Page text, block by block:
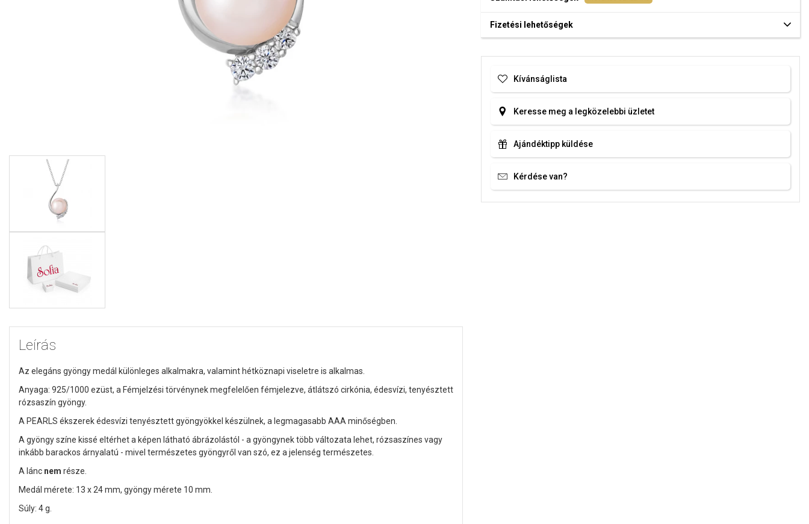
Leírás
Az elegáns gyöngy medál különleges alkalmakra, valamint hétköznapi viseletre is alkalmas.
Anyaga: 925/1000 ezüst, a Fémjelzési törvénynek megfelelően fémjelezve, átlátszó cirkónia, édesvízi, tenyésztett
rózsaszín gyöngy.
A PEARLS ékszerek édesvízi tenyésztett gyöngyökkel készülnek, a legmagasabb AAA minőségben.
A gyöngy színe kissé eltérhet a képen látható ábrázolástól - a gyöngynek több változata lehet, rózsaszínes vagy
inkább barackos árnyalatú - mivel természetes gyöngyről van szó, ez a jelenség természetes.
A lánc nem része.
Medál mérete: 13 x 24 mm, gyöngy mérete 10 mm.
Súly: 4 g.
Fizetési lehetőségek
Kívánságlista
Keresse meg a legközelebbi üzletet
Ajándéktipp küldése
Kérdése van?